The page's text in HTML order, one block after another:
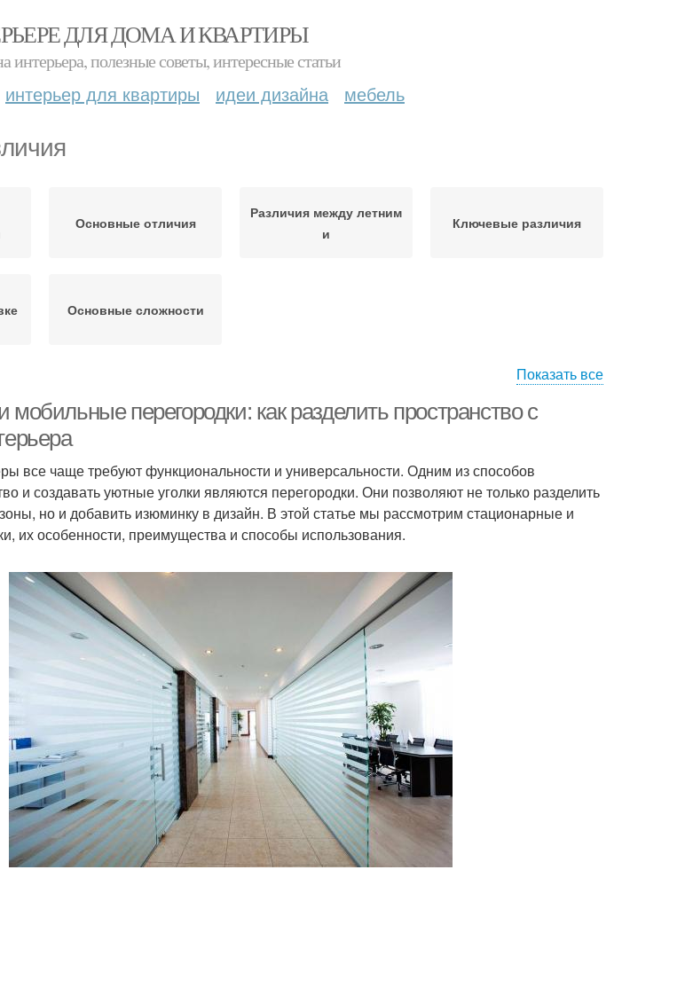
ДЛЯ ДОМА И КВАРТИРЫ
интерьера, полезные советы, интересные статьи
интерьер для квартиры идеи дизайна мебель
Основные отличия
Различия между летним
и
Ключевые различия
Основные сложности
Показать все
перегородки: как разделить пространство с
все чаще требуют функциональности и универсальности. Одним из способов
и создавать уютные уголки являются перегородки. Они позволяют не только разделить
но и добавить изюминку в дизайн. В этой статье мы рассмотрим стационарные и
их особенности, преимущества и способы использования.